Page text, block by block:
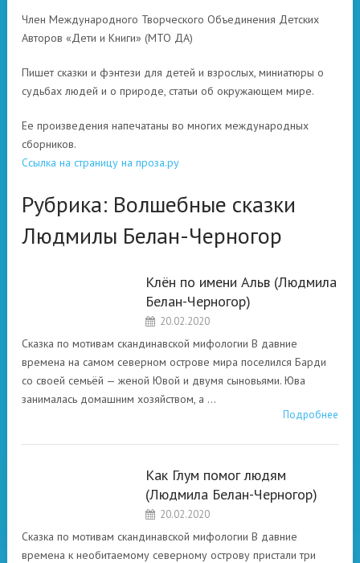
Член Международного Творческого Объединения Детских
Авторов «Дети и Книги» (МТО ДА)
Пишет сказки и фэнтези для детей и взрослых, миниатюры о
судьбах людей и о природе, статьи об окружающем мире.
Ее произведения напечатаны во многих международных
сборников.
Ссылка на страницу на проза.ру
Рубрика: Волшебные сказки
Людмилы Белан-Черногор
Клён по имени Альв (Людмила
Белан-Черногор)
20.02.2020
Сказка по мотивам скандинавской мифологии В давние
времена на самом северном острове мира поселился Барди
со своей семьёй — женой Ювой и двумя сыновьями. Юва
занималась домашним хозяйством, а …
Подробнее
Как Глум помог людям
(Людмила Белан-Черногор)
20.02.2020
Сказка по мотивам скандинавской мифологии В давние
времена к необитаемому северному острову пристали три